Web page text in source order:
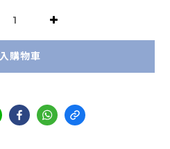
購物車